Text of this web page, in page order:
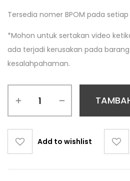
Tersedia nomer BPOM pada
*Mohon untuk sertakan video
ada terjadi kerusakan pada
kesalahpahaman.
Add to wishlist